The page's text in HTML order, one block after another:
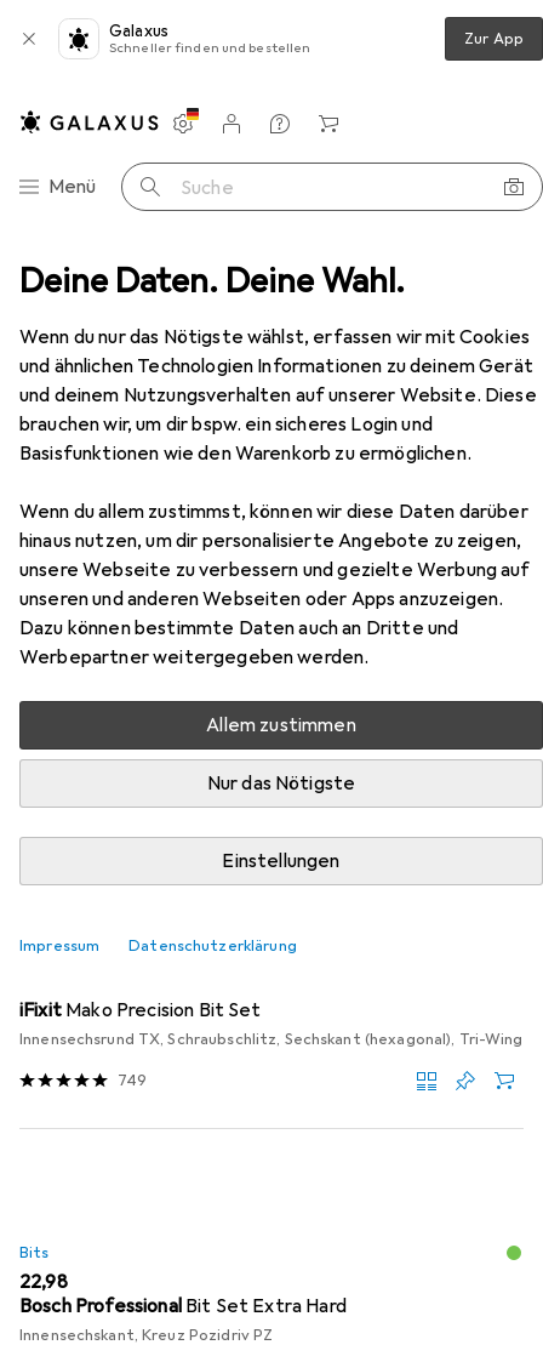
Deine Daten. Deine Wahl.
Wenn du nur das Nötigste wählst, erfassen wir mit Cookies
und ähnlichen Technologien Informationen zu deinem Gerät
und deinem Nutzungsverhalten auf unserer Website. Diese
brauchen wir, um dir bspw. ein sicheres Login und
Basisfunktionen wie den Warenkorb zu ermöglichen.
Wenn du allem zustimmst, können wir diese Daten darüber
hinaus nutzen, um dir personalisierte Angebote zu zeigen,
unsere Webseite zu verbessern und gezielte Werbung auf
unseren und anderen Webseiten oder Apps anzuzeigen.
Dazu können bestimmte Daten auch an Dritte und
Werbepartner weitergegeben werden.
Allem zustimmen
Nur das Nötigste
Einstellungen
Impressum Datenschutzerklärung
Galaxus
Schneller finden und bestellen Zur App
Navigation nach Kategorien
Menü Suche
Einstellungen
Kundenkonto
Vergleichslisten
Merklisten
Warenkorb
Drehmomentschlüssel Wera 7467
EUR
85,96
Wera 7467
1/4", 2.80 - 6.20 Nm
Zubehör für Wera 7467
Hier findest du passendes Zubehör zum Produkt Wera
7467 aus den Kategorien Bits und Steckschlüssel +
Stecknuss.
Beliebt Bits Wera Steckschlüssel + Stecknuss
Relevanz
Produktliste
Bits
iFixit Mako Precision Bit Set
Innensechsrund TX, Schraubschlitz, Sechskant (hexagonal), Tri-Wing
749
Bits
EUR
22,98
Bosch Professional Bit Set Extra Hard
Innensechskant, Kreuz Pozidriv PZ